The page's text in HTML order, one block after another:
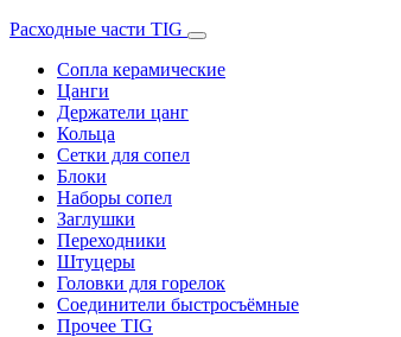
Расходные части TIG
Сопла керамические
Цанги
Держатели цанг
Кольца
Сетки для сопел
Блоки
Наборы сопел
Заглушки
Переходники
Штуцеры
Головки для горелок
Соединители быстросъёмные
Прочее TIG